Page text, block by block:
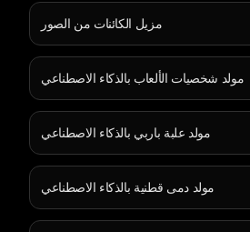
مزيل الكائنات من الصور
مولد شخصيات الألعاب بالذكاء الاصطناعي
مولد علبة باربي بالذكاء الاصطناعي
مولد دمى قطنية بالذكاء الاصطناعي